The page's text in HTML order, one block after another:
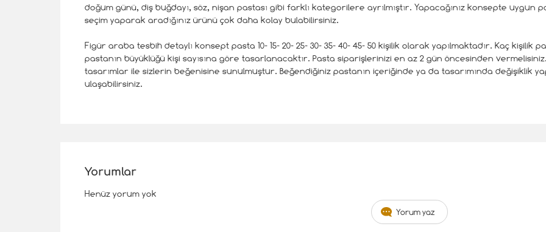
doğum günü, diş buğdayı, söz, nişan pastası gibi farklı kategorilere ayrılmıştır. Yapacağınız konsepte
seçim yaparak aradığınız ürünü çok daha kolay bulabilirsiniz.
Figür araba tesbih detaylı konsept pasta 10- 15- 20- 25- 30- 35- 40- 45- 50 kişilik olarak yapılmaktadır. Kaç
pastanın büyüklüğü kişi sayısına göre tasarlanacaktır. Pasta siparişlerinizi en az 2 gün öncesinden
tasarımlar ile sizlerin beğenisine sunulmuştur. Beğendiğiniz pastanın içeriğinde ya da tasarımında değişiklik
ulaşabilirsiniz.
Yorumlar
Henüz yorum yok
Yorum yaz